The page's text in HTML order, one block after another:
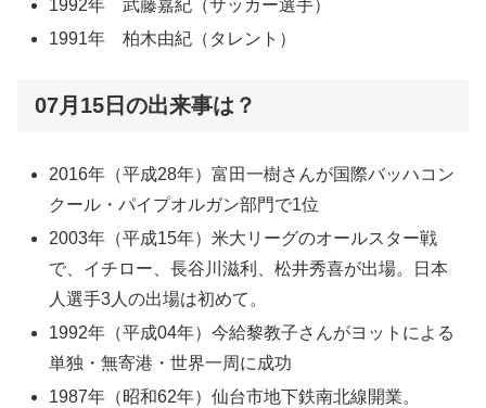
1992年 武藤嘉紀（サッカー選手）
1991年 柏木由紀（タレント）
07月15日の出来事は？
2016年（平成28年）富田一樹さんが国際バッハコン
クール・パイプオルガン部門で1位
2003年（平成15年）米大リーグのオールスター戦
で、イチロー、長谷川滋利、松井秀喜が出場。日本
人選手3人の出場は初めて。
1992年（平成04年）今給黎教子さんがヨットによる
単独・無寄港・世界一周に成功
1987年（昭和62年）仙台市地下鉄南北線開業。